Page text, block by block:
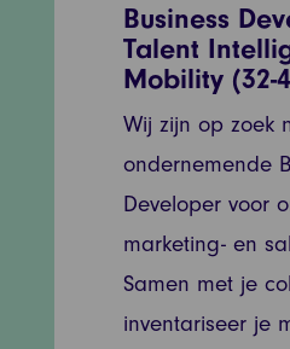
Business
Talent
Mobility (32-
Wij zijn op zoek
ondernemende
Developer voor
marketing- en
Samen met je
inventariseer je